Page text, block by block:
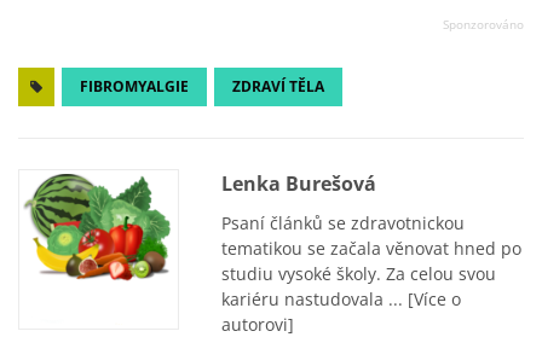
FIBROMYALGIE ZDRAVÍ TĚLA
Lenka Burešová
Psaní článků se zdravotnickou
tematikou se začala věnovat hned po
studiu vysoké školy. Za celou svou
kariéru nastudovala ... [Více o
autorovi]